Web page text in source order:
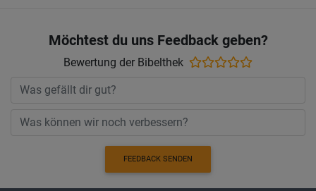
Möchtest du uns Feedback geben?
Bewertung der Bibelthek
FEEDBACK SENDEN